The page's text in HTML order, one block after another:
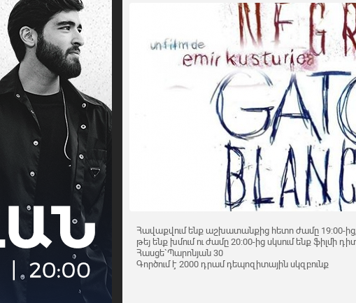
Հավաքվում ենք աշխատանքից հետո ժամը 19:00-
թեյ ենք խմում ու ժամը 20:00-ից սկսում ենք ֆիլմի
Հասցե`Պարոնյան 30
Գործում է 2000 դրամ դեպոզիտային սկզբունք